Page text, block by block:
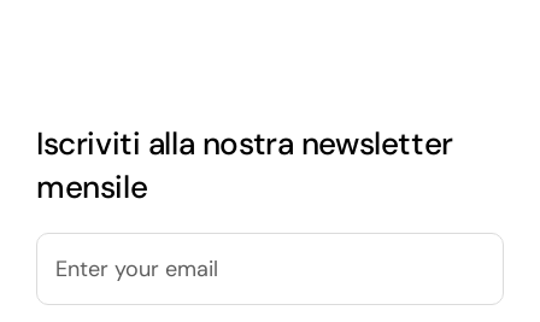
Iscriviti alla nostra newsletter
mensile